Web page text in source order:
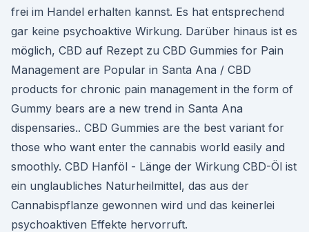
frei im Handel erhalten kannst. Es hat entsprechend
gar keine psychoaktive Wirkung. Darüber hinaus ist es
möglich, CBD auf Rezept zu CBD Gummies for Pain
Management are Popular in Santa Ana / CBD
products for chronic pain management in the form of
Gummy bears are a new trend in Santa Ana
dispensaries.. CBD Gummies are the best variant for
those who want enter the cannabis world easily and
smoothly. CBD Hanföl - Länge der Wirkung CBD-Öl ist
ein unglaubliches Naturheilmittel, das aus der
Cannabispflanze gewonnen wird und das keinerlei
psychoaktiven Effekte hervorruft.